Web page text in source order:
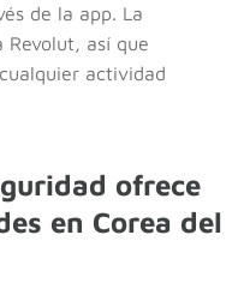
de la app. La
Revolut, así que
actividad
ofrece
en Corea del